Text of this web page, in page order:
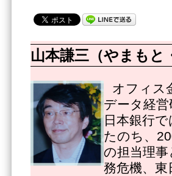
山本謙三（やまもと
オフィス
データ経
日本銀行
たのち、
の担当理
務危機、